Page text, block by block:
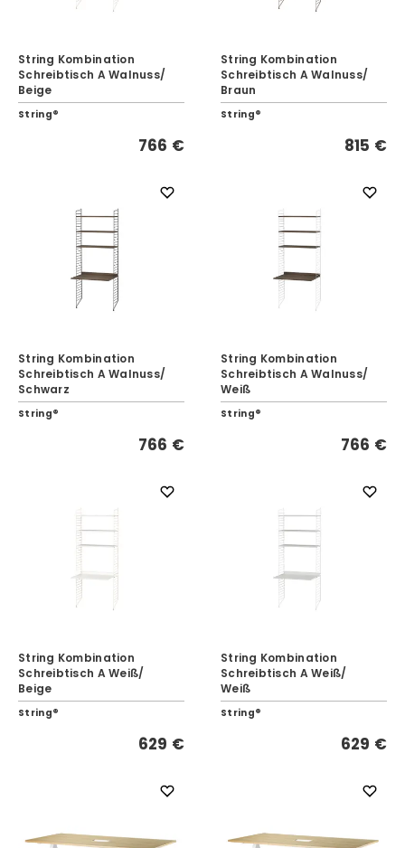
String Kombination
Schreibtisch A Walnuss/
Beige
String®
766 €
String Kombination
Schreibtisch A Walnuss/
Braun
String®
815 €
String Kombination
Schreibtisch A Walnuss/
Schwarz
String®
766 €
String Kombination
Schreibtisch A Walnuss/
Weiß
String®
766 €
String Kombination
Schreibtisch A Weiß/
Beige
String®
629 €
String Kombination
Schreibtisch A Weiß/
Weiß
String®
629 €